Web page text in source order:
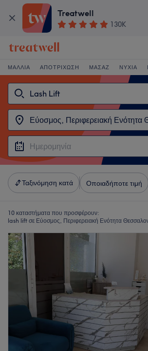
Treatwell
130K
ΜΑΛΛΙΆ ΑΠΟΤΡΊΧΩΣΗ ΜΑΣΆΖ ΝΎΧΙΑ
Ταξινόμηση κατά Οποιαδήποτε τιμή
10 καταστήματα που προσφέρουν:
lash lift σε Εύοσμος, Περιφερειακή Ενότητα